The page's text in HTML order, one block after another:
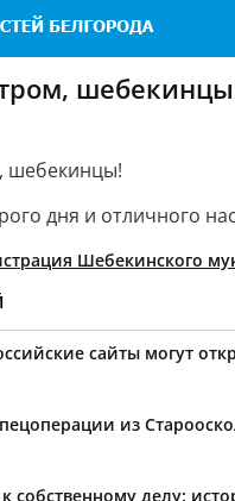
шебекинцы!
дня и отличного
Шебекинского
сайты могут
из
собственному делу: